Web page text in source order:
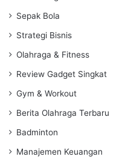
Sepak Bola
Strategi Bisnis
Olahraga & Fitness
Review Gadget Singkat
Gym & Workout
Berita Olahraga Terbaru
Badminton
Manajemen Keuangan